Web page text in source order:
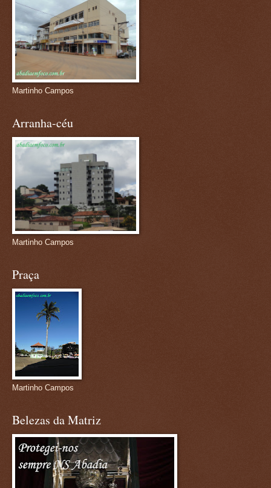
Martinho Campos
Arranha-céu
Martinho Campos
Praça
Martinho Campos
Belezas da Matriz